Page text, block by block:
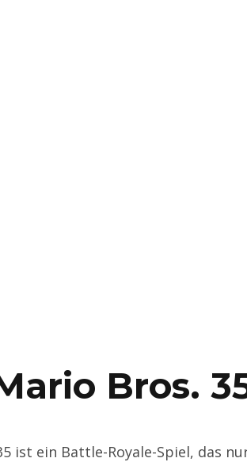
Bros.
ist ein Battle-Royale-Spiel, das